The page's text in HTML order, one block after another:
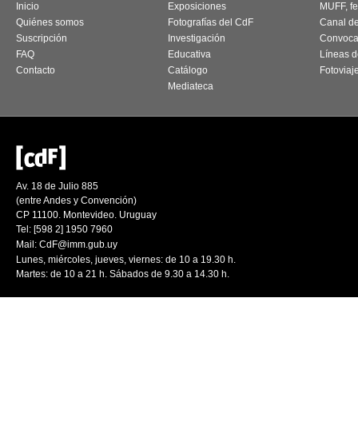
Inicio
Quiénes somos
Suscripción
FAQ
Contacto
Exposiciones
Fotografías del CdF
Investigación
Educativa
Catálogo
Mediateca
MUFF,
Canal
Líneas
Av. 18 de Julio 885
(entre Andes y Convención)
CP 11100. Montevideo. Uruguay
Tel: [598 2] 1950 7960
Mail: CdF@imm.gub.uy
Lunes, miércoles, jueves, viernes: de 10 a 19.30 h.
Martes: de 10 a 21 h. Sábados de 9.30 a 14.30 h.